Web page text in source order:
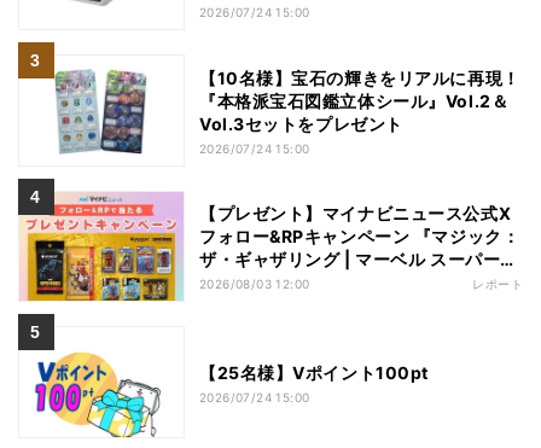
2026/07/24 15:00
【10名様】宝石の輝きをリアルに再現！
『本格派宝石図鑑立体シール』Vol.2＆
Vol.3セットをプレゼント
2026/07/24 15:00
【プレゼント】マイナビニュース公式X
フォロー&RPキャンペーン 『マジック：
ザ・ギャザリング | マーベル スーパー・
ヒーローズ』フィギュア【3名様】
2026/08/03 12:00 レポート
【25名様】Vポイント100pt
2026/07/24 15:00